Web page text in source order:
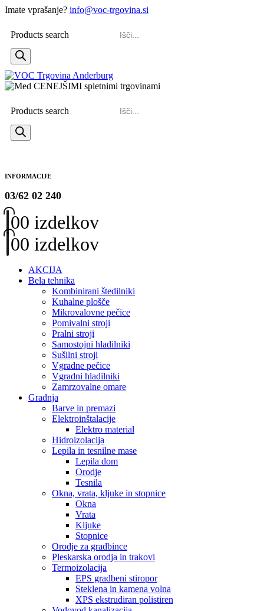
Imate vprašanje? info@voc-trgovina.si
Products search
Products search
INFORMACIJE
03/62 02 240
00 izdelkov
00 izdelkov
AKCIJA
Bela tehnika
Kombinirani štedilniki
Kuhalne plošče
Mikrovalovne pečice
Pomivalni stroji
Pralni stroji
Samostojni hladilniki
Sušilni stroji
Vgradne pečice
Vgradni hladilniki
Zamrzovalne omare
Gradnja
Barve in premazi
Elektroinštalacije
Elektro material
Hidroizolacija
Lepila in tesnilne mase
Lepila dom
Orodje
Tesnila
Okna, vrata, kljuke in stopnice
Okna
Vrata
Kljuke
Stopnice
Orodje za gradbince
Pleskarska orodja in trakovi
Termoizolacija
EPS gradbeni stiropor
Steklena in kamena volna
XPS ekstrudiran polistiren